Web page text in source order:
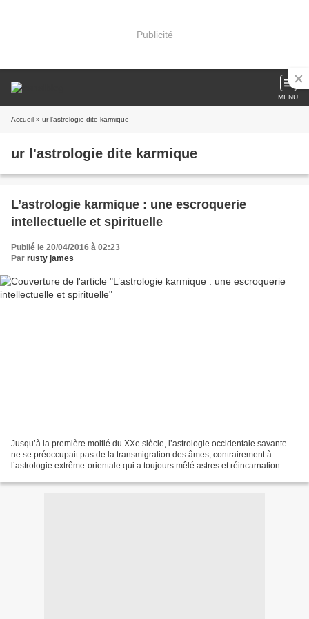
Publicité
MENU
Accueil » ur l'astrologie dite karmique
ur l'astrologie dite karmique
L’astrologie karmique : une escroquerie
intellectuelle et spirituelle
Publié le 20/04/2016 à 02:23
Par rusty james
Jusqu’à la première moitié du XXe siècle, l’astrologie occidentale savante
ne se préoccupait pas de la transmigration des âmes, contrairement à
l’astrologie extrême-orientale qui a toujours mêlé astres et réincarnation.